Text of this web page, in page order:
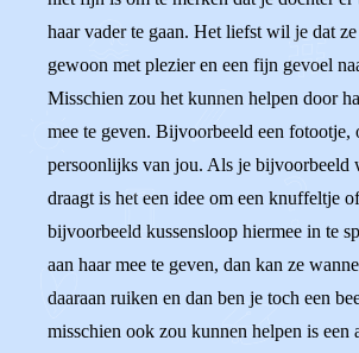
haar vader te gaan. Het liefst wil je dat
gewoon met plezier en een fijn gevoel
Misschien zou het kunnen helpen door
mee te geven. Bijvoorbeeld een fotootje,
persoonlijks van jou. Als je bijvoorbeeld
draagt is het een idee om een knuffeltje
bijvoorbeeld kussensloop hiermee in te
aan haar mee te geven, dan kan ze
daaraan ruiken en dan ben je toch een
misschien ook zou kunnen helpen is een